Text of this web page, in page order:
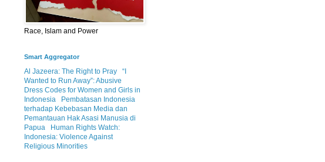
Race, Islam and Power
Smart Aggregator
Al Jazeera: The Right to Pray
“I
Wanted to Run Away”: Abusive
Dress Codes for Women and Girls in
Indonesia
Pembatasan Indonesia
terhadap Kebebasan Media dan
Pemantauan Hak Asasi Manusia di
Papua
Human Rights Watch:
Indonesia: Violence Against
Religious Minorities